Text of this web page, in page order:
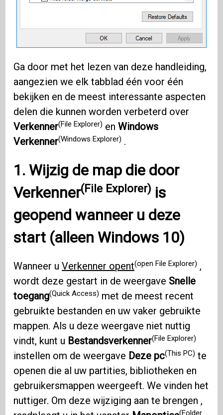
Ga door met het lezen van deze handleiding,
aangezien we elk tabblad één voor één
bekijken en de meest interessante aspecten
delen die kunnen worden verbeterd over
Verkenner(File Explorer) enWindows
Verkenner(Windows Explorer) .
1. Wijzig de map die door
Verkenner(File Explorer) is
geopend wanneer u deze
start (alleen Windows 10)
Wanneer uVerkenner opent(open File Explorer) ,
wordt deze gestart in de weergave Snelle
toegang(Quick Access) met de meest recent
gebruikte bestanden en uw vaker gebruikte
mappen. Als u deze weergave niet nuttig
vindt, kunt u Bestandsverkenner(File Explorer)
instellen om de weergave Deze pc(This PC) te
openen die al uw partities, bibliotheken en
gebruikersmappen weergeeft. We vinden het
nuttiger. Om deze wijziging aan te brengen ,
(Folder